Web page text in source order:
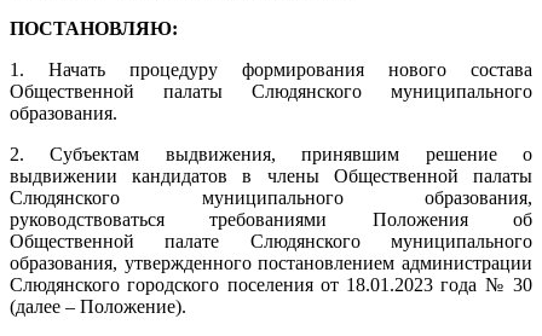
ПОСТАНОВЛЯЮ:
1.
Начать процедуру формирования нового состава
Общественной палаты Слюдянского муниципального
образования.
2. Субъектам выдвижения, принявшим решение о
выдвижении кандидатов в члены Общественной палаты
Слюдянского муниципального образования,
руководствоваться требованиями Положения об
Общественной палате Слюдянского муниципального
образования, утвержденного постановлением администрации
Слюдянского городского поселения от 18.01.2023 года № 30
(далее – Положение).